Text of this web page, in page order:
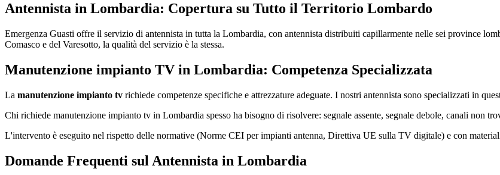
Antennista in Lombardia: Copertura su Tutto il Territorio Lombardo
Emergenza Guasti offre il servizio di antennista in tutta la Lombardia, con antennista distribuiti capillarmente nelle sei province
Comasco e del Varesotto, la qualità del servizio è la stessa.
Manutenzione impianto TV in Lombardia: Competenza Specializzata
La manutenzione impianto tv richiede competenze specifiche e attrezzature adeguate. I nostri antennista sono specializzati in
Chi richiede manutenzione impianto tv in Lombardia spesso ha bisogno di risolvere: segnale assente, segnale debole, canali non
L'intervento è eseguito nel rispetto delle normative (Norme CEI per impianti antenna, Direttiva UE sulla TV digitale) e con
Domande Frequenti sul Antennista in Lombardia